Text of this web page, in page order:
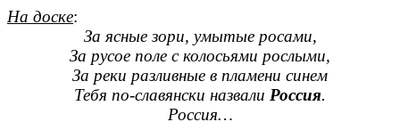
На доске:
За ясные зори, умытые росами,
За русое поле с колосьями рослыми,
За реки разливные в пламени синем
Тебя по-славянски назвали Россия.
Россия…